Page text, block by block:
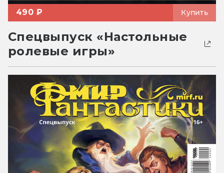
490 ₽ Купить
Спецвыпуск «Настольные
ролевые игры»